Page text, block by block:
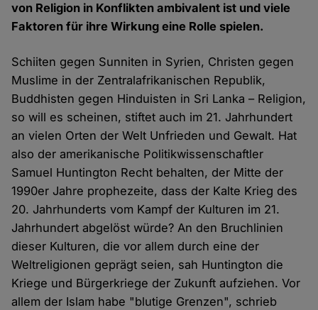
von Religion in Konflikten ambivalent ist und viele
Faktoren für ihre Wirkung eine Rolle spielen.
Schiiten gegen Sunniten in Syrien, Christen gegen
Muslime in der Zentralafrikanischen Republik,
Buddhisten gegen Hinduisten in Sri Lanka – Religion,
so will es scheinen, stiftet auch im 21. Jahrhundert
an vielen Orten der Welt Unfrieden und Gewalt. Hat
also der amerikanische Politikwissenschaftler
Samuel Huntington Recht behalten, der Mitte der
1990er Jahre prophezeite, dass der Kalte Krieg des
20. Jahrhunderts vom Kampf der Kulturen im 21.
Jahrhundert abgelöst würde? An den Bruchlinien
dieser Kulturen, die vor allem durch eine der
Weltreligionen geprägt seien, sah Huntington die
Kriege und Bürgerkriege der Zukunft aufziehen. Vor
allem der Islam habe "blutige Grenzen", schrieb